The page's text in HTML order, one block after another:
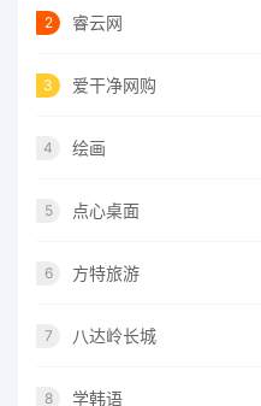
2 睿云网
3 爱干净网购
4 绘画
5 点心桌面
6 方特旅游
7 八达岭长城
8 学韩语